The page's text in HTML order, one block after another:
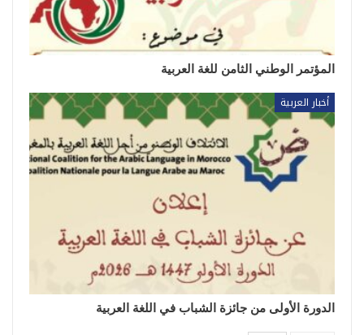
المؤتمر الوطني الثامن للغة العربية
أخبار العربية
الدورة الأولى من جائزة الشباب في اللغة العربية